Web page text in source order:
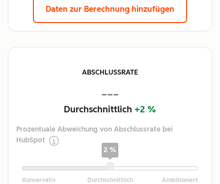
Daten zur Berechnung hinzufügen
ABSCHLUSSRATE
---
Durchschnittlich +2 %
Prozentuale Abweichung von Abschlussrate bei
HubSpot
2 %